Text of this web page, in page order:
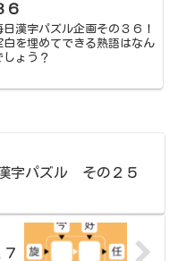
６
日漢字パズル企画その３６！
白を埋めてできる熟語はなん
しょう？
字パズル その２５